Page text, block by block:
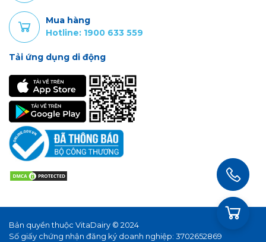
Mua hàng
Hotline: 1900 633 559
Tải ứng dụng di động
Bản quyền thuộc VitaDairy © 2024
Số giấy chứng nhận đăng ký doanh nghiệp: 3702652869